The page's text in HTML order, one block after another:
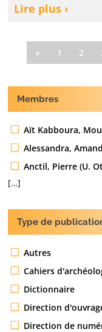
Lire plus ›
« 1 2
Membres
Aït Kabboura,
Alessandra,
Anctil, Pierre (U.
[…]
Type de
Autres
Cahiers
Dictionnaire
Direction
Direction de